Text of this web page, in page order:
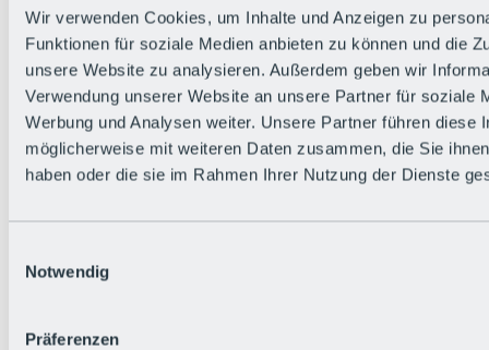
Wir verwenden Cookies, um Inhalte und Anzeigen zu
Funktionen für soziale Medien anbieten zu können und die
unsere Website zu analysieren. Außerdem geben wir
Verwendung unserer Website an unsere Partner für soziale
Werbung und Analysen weiter. Unsere Partner führen diese
möglicherweise mit weiteren Daten zusammen, die Sie
haben oder die sie im Rahmen Ihrer Nutzung der Dienste
Notwendig
Präferenzen
Bikepark-Rules
Bikepark-Partnerschaften
Nachhaltigkeit in der BRS
Bikepark & Tickets